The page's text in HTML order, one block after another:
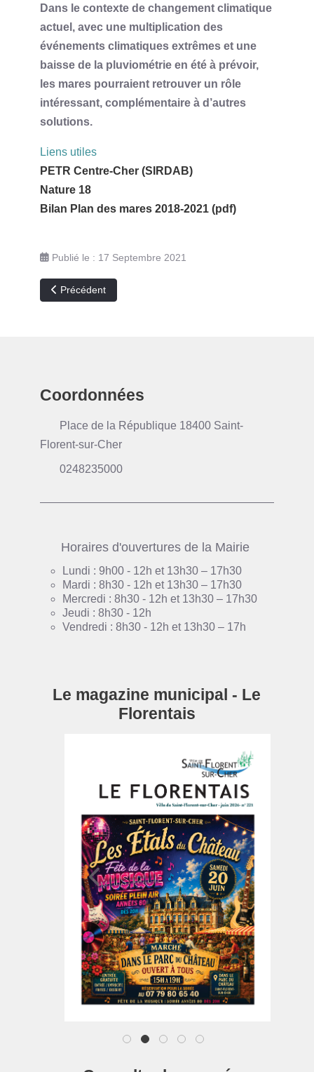
Dans le contexte de changement climatique
actuel, avec une multiplication des
événements climatiques extrêmes et une
baisse de la pluviométrie en été à prévoir,
les mares pourraient retrouver un rôle
intéressant, complémentaire à d’autres
solutions.
Liens utiles
PETR Centre-Cher (SIRDAB)
Nature 18
Bilan Plan des mares 2018-2021 (pdf)
Publié le : 17 Septembre 2021
Article précédent : Dématérialisation actes d'urbanisme
Précédent
Coordonnées
Place de la République 18400 Saint-
Florent-sur-Cher
0248235000
Horaires d'ouvertures de la Mairie
Lundi : 9h00 - 12h et 13h30 – 17h30
Mardi : 8h30 - 12h et 13h30 – 17h30
Mercredi : 8h30 - 12h et 13h30 – 17h30
Jeudi : 8h30 - 12h
Vendredi : 8h30 - 12h et 13h30 – 17h
Le magazine municipal - Le
Florentais
1 2 3 4 5